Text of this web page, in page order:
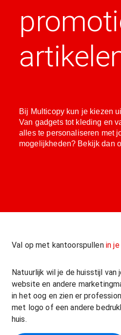
Bij Multicopy kun je kiezen
Van gadgets tot kleding en
alles te personaliseren met
mogelijkheden? Bekijk dan
Val op met kantoorspullen in
Natuurlijk wil je de huisstijl van
website en andere
in het oog en zien er
met logo of een andere
huis.